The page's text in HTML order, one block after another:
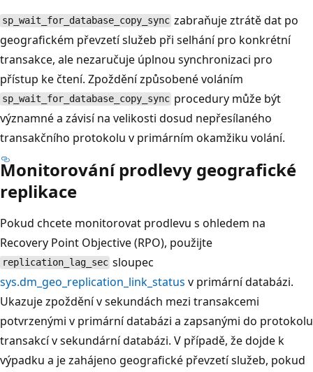
sp_wait_for_database_copy_sync zabraňuje ztrátě dat po
geografickém převzetí služeb při selhání pro konkrétní
transakce, ale nezaručuje úplnou synchronizaci pro
přístup ke čtení. Zpoždění způsobené voláním
sp_wait_for_database_copy_sync procedury může být
významné a závisí na velikosti dosud nepřesílaného
transakčního protokolu v primárním okamžiku volání.
Monitorování prodlevy geografické
replikace
Pokud chcete monitorovat prodlevu s ohledem na
Recovery Point Objective (RPO), použijte
replication_lag_sec sloupec
sys.dm_geo_replication_link_status v primární databázi.
Ukazuje zpoždění v sekundách mezi transakcemi
potvrzenými v primární databázi a zapsanými do protokolu
transakcí v sekundární databázi. V případě, že dojde k
výpadku a je zahájeno geografické převzetí služeb, pokud